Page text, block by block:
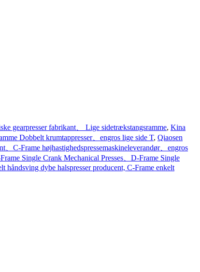
gearpresser fabrikant、 Lige sidetrækstangsramme, Kina
Dobbelt krumtappresser、engros lige side T, Qiaosen
C-Frame højhastighedspressemaskineleverandør、engros
Single Crank Mechanical Presses、D-Frame Single
håndsving dybe halspresser producent, C-Frame enkelt